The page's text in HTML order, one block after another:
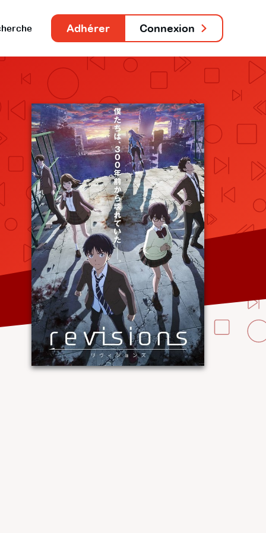
Adhérer Connexion